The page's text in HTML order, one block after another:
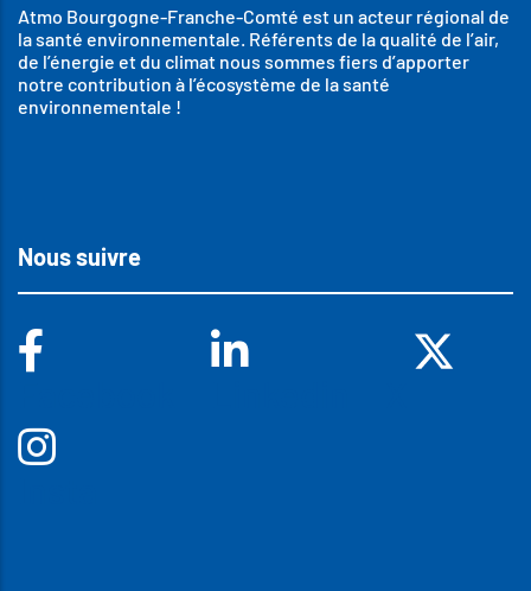
Atmo Bourgogne-Franche-Comté est un acteur régional de
la santé environnementale. Référents de la qualité de l’air,
de l’énergie et du climat nous sommes fiers d’apporter
notre contribution à l’écosystème de la santé
environnementale !
Nous suivre